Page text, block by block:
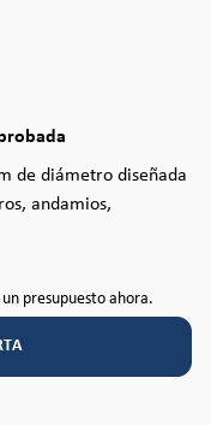
de diámetro diseñada
andamios,
presupuesto ahora.